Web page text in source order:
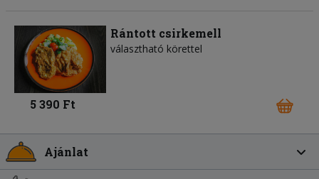
Rántott csirkemell
választható körettel
5 390 Ft
Ajánlat